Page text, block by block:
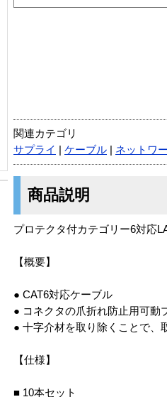
関連カテゴリ
サプライ
ケーブル ネットワ
商品説明
プロテクタ付カテゴリー6対応
【概要】
● CAT6対応ケーブル
● コネクタの爪折れ防止用可動
● 十字介材を取り除くことで、
【仕様】
■ 10本セット